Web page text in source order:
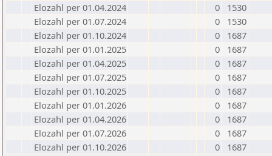
Elozahl per 01.04.2024
0
1530
Elozahl per 01.07.2024
0
1530
Elozahl per 01.10.2024
0
1687
Elozahl per 01.01.2025
0
1687
Elozahl per 01.04.2025
0
1687
Elozahl per 01.07.2025
0
1687
Elozahl per 01.10.2025
0
1687
Elozahl per 01.01.2026
0
1687
Elozahl per 01.04.2026
0
1687
Elozahl per 01.07.2026
0
1687
Elozahl per 01.10.2026
0 1687